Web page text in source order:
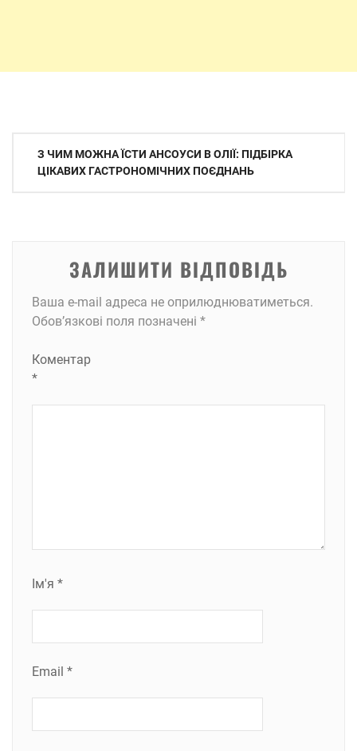
Навігація
записів
З ЧИМ МОЖНА ЇСТИ АНСОУСИ В ОЛІЇ: ПІДБІРКА
ЦІКАВИХ ГАСТРОНОМІЧНИХ ПОЄДНАНЬ
ЗАЛИШИТИ ВІДПОВІДЬ
Ваша e-mail адреса не оприлюднюватиметься.
Обов’язкові поля позначені *
Коментар
*
Ім'я *
Email *